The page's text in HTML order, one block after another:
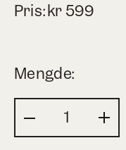
Pris:kr 599
Mengde: